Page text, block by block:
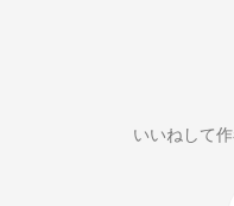
いいねして